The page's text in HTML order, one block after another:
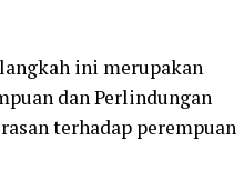
ini merupakan
dan Perlindungan
terhadap perempuan